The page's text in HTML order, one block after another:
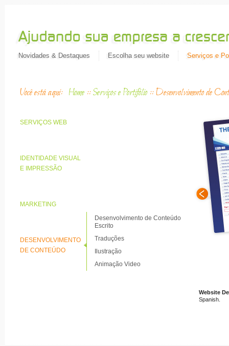
Novidades & Destaques Escolha seu website Serviços e
Você está aqui: Home ::Serviços e Portifólio :: Desenvolvimento de
SERVIÇOS WEB
IDENTIDADE VISUAL
E IMPRESSÃO
MARKETING
DESENVOLVIMENTO
DE CONTEÚDO
Desenvolvimento de Conteúdo
Escrito
Traduções
Ilustração
Animação Video
Website
Spanish.